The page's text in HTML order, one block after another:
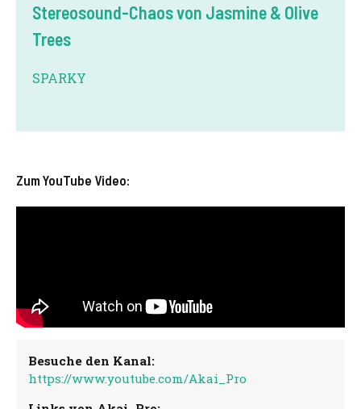
Stereosound-Chaos von Jasmine & Olive
Trees
SPARKY
Zum YouTube Video:
Besuche den Kanal:
https://www.youtube.com/Akai_Pro